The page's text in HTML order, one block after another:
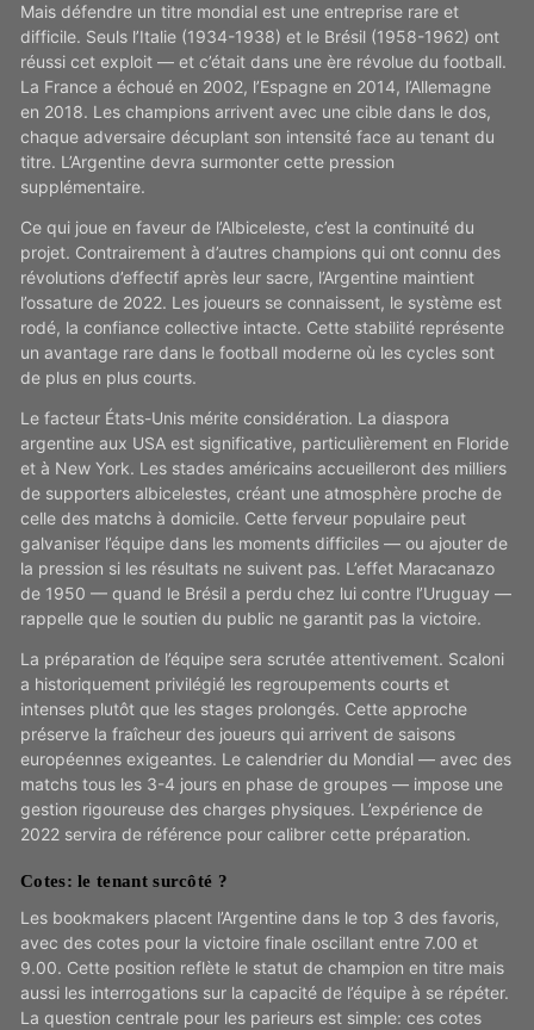
Mais défendre un titre mondial est une entreprise rare et
difficile. Seuls l’Italie (1934-1938) et le Brésil (1958-1962) ont
réussi cet exploit — et c’était dans une ère révolue du football.
La France a échoué en 2002, l’Espagne en 2014, l’Allemagne
en 2018. Les champions arrivent avec une cible dans le dos,
chaque adversaire décuplant son intensité face au tenant du
titre. L’Argentine devra surmonter cette pression
supplémentaire.
Ce qui joue en faveur de l’Albiceleste, c’est la continuité du
projet. Contrairement à d’autres champions qui ont connu des
révolutions d’effectif après leur sacre, l’Argentine maintient
l’ossature de 2022. Les joueurs se connaissent, le système est
rodé, la confiance collective intacte. Cette stabilité représente
un avantage rare dans le football moderne où les cycles sont
de plus en plus courts.
Le facteur États-Unis mérite considération. La diaspora
argentine aux USA est significative, particulièrement en Floride
et à New York. Les stades américains accueilleront des milliers
de supporters albicelestes, créant une atmosphère proche de
celle des matchs à domicile. Cette ferveur populaire peut
galvaniser l’équipe dans les moments difficiles — ou ajouter de
la pression si les résultats ne suivent pas. L’effet Maracanazo
de 1950 — quand le Brésil a perdu chez lui contre l’Uruguay —
rappelle que le soutien du public ne garantit pas la victoire.
La préparation de l’équipe sera scrutée attentivement. Scaloni
a historiquement privilégié les regroupements courts et
intenses plutôt que les stages prolongés. Cette approche
préserve la fraîcheur des joueurs qui arrivent de saisons
européennes exigeantes. Le calendrier du Mondial — avec des
matchs tous les 3-4 jours en phase de groupes — impose une
gestion rigoureuse des charges physiques. L’expérience de
2022 servira de référence pour calibrer cette préparation.
Cotes: le tenant surcôté ?
Les bookmakers placent l’Argentine dans le top 3 des favoris,
avec des cotes pour la victoire finale oscillant entre 7.00 et
9.00. Cette position reflète le statut de champion en titre mais
aussi les interrogations sur la capacité de l’équipe à se répéter.
La question centrale pour les parieurs est simple: ces cotes